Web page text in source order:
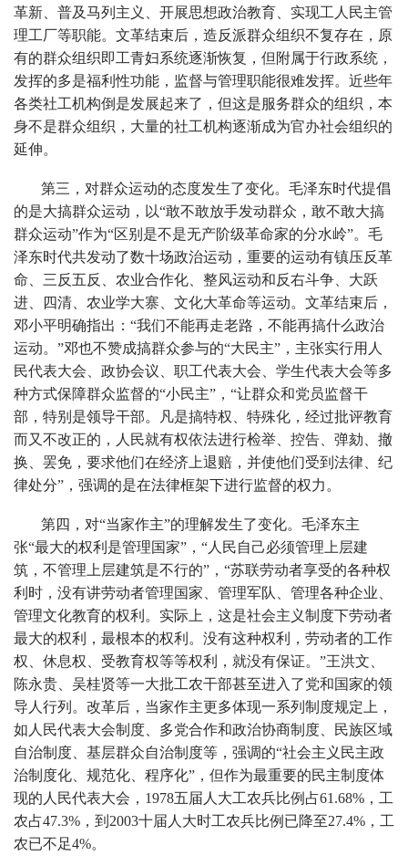
革新、普及马列主义、开展思想政治教育、实现工人民主管
理工厂等职能。文革结束后，造反派群众组织不复存在，原
有的群众组织即工青妇系统逐渐恢复，但附属于行政系统，
发挥的多是福利性功能，监督与管理职能很难发挥。近些年
各类社工机构倒是发展起来了，但这是服务群众的组织，本
身不是群众组织，大量的社工机构逐渐成为官办社会组织的
延伸。
第三，对群众运动的态度发生了变化。毛泽东时代提倡
的是大搞群众运动，以“敢不敢放手发动群众，敢不敢大搞
群众运动”作为“区别是不是无产阶级革命家的分水岭”。毛
泽东时代共发动了数十场政治运动，重要的运动有镇压反革
命、三反五反、农业合作化、整风运动和反右斗争、大跃
进、四清、农业学大寨、文化大革命等运动。文革结束后，
邓小平明确指出：“我们不能再走老路，不能再搞什么政治
运动。”邓也不赞成搞群众参与的“大民主”，主张实行用人
民代表大会、政协会议、职工代表大会、学生代表大会等多
种方式保障群众监督的“小民主”，“让群众和党员监督干
部，特别是领导干部。凡是搞特权、特殊化，经过批评教育
而又不改正的，人民就有权依法进行检举、控告、弹劾、撤
换、罢免，要求他们在经济上退赔，并使他们受到法律、纪
律处分”，强调的是在法律框架下进行监督的权力。
第四，对“当家作主”的理解发生了变化。毛泽东主
张“最大的权利是管理国家”，“人民自己必须管理上层建
筑，不管理上层建筑是不行的”，“苏联劳动者享受的各种权
利时，没有讲劳动者管理国家、管理军队、管理各种企业、
管理文化教育的权利。实际上，这是社会主义制度下劳动者
最大的权利，最根本的权利。没有这种权利，劳动者的工作
权、休息权、受教育权等等权利，就没有保证。”王洪文、
陈永贵、吴桂贤等一大批工农干部甚至进入了党和国家的领
导人行列。改革后，当家作主更多体现一系列制度规定上，
如人民代表大会制度、多党合作和政治协商制度、民族区域
自治制度、基层群众自治制度等，强调的“社会主义民主政
治制度化、规范化、程序化”，但作为最重要的民主制度体
现的人民代表大会，1978五届人大工农兵比例占61.68%，工
农占47.3%，到2003十届人大时工农兵比例已降至27.4%，工
农已不足4%。